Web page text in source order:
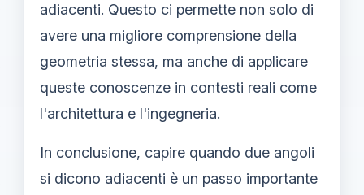
adiacenti. Questo ci permette non solo di
avere una migliore comprensione della
geometria stessa, ma anche di applicare
queste conoscenze in contesti reali come
l'architettura e l'ingegneria.
In conclusione, capire quando due angoli
si dicono adiacenti è un passo importante